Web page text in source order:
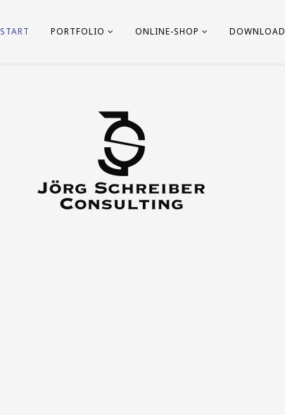
START PORTFOLIO ONLINE-SHOP DOWNLOAD